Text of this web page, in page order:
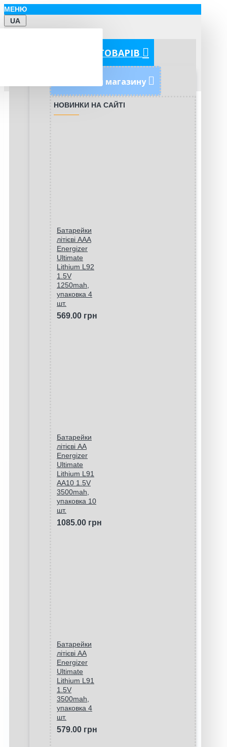
МЕНЮ
UA
КАТЕГОРІЇ ТОВАРІВ
Новинки магазину
НОВИНКИ НА САЙТІ
Батарейки
літієві ААA
Energizer
Ultimate
Lithium L92
1.5V
1250mah,
упаковка 4
шт.
569.00 грн
Батарейки
літієві AA
Energizer
Ultimate
Lithium L91
AA10 1.5V
3500mah,
упаковка 10
шт.
1085.00 грн
Батарейки
літієві AA
Energizer
Ultimate
Lithium L91
1.5V
3500mah,
упаковка 4
шт.
579.00 грн